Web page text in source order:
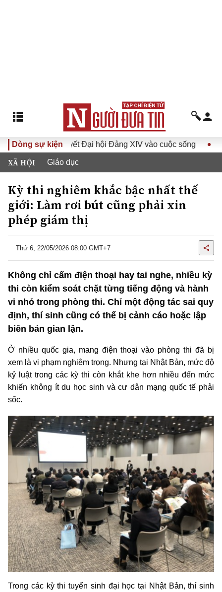
Dòng sự kiện
Nghị quyết Đại hội Đảng XIV vào cuộc sống Hướng
XÃ HỘI Giáo dục
Kỳ thi nghiêm khắc bậc nhất thế
giới: Làm rơi bút cũng phải xin
phép giám thị
Thứ 6, 22/05/2026 08:00 GMT+7
Không chỉ cấm điện thoại hay tai nghe, nhiều kỳ
thi còn kiểm soát chặt từng tiếng động và hành
vi nhỏ trong phòng thi. Chỉ một động tác sai quy
định, thí sinh cũng có thể bị cảnh cáo hoặc lập
biên bản gian lận.
Ở nhiều quốc gia, mang điện thoại vào phòng thi đã bị
xem là vi phạm nghiêm trọng. Nhưng tại Nhật Bản, mức độ
kỷ luật trong các kỳ thi còn khắt khe hơn nhiều đến mức
khiến không ít du học sinh và cư dân mạng quốc tế phải
sốc.
Trong các kỳ thi tuyển sinh đại học tại Nhật Bản, thí sinh